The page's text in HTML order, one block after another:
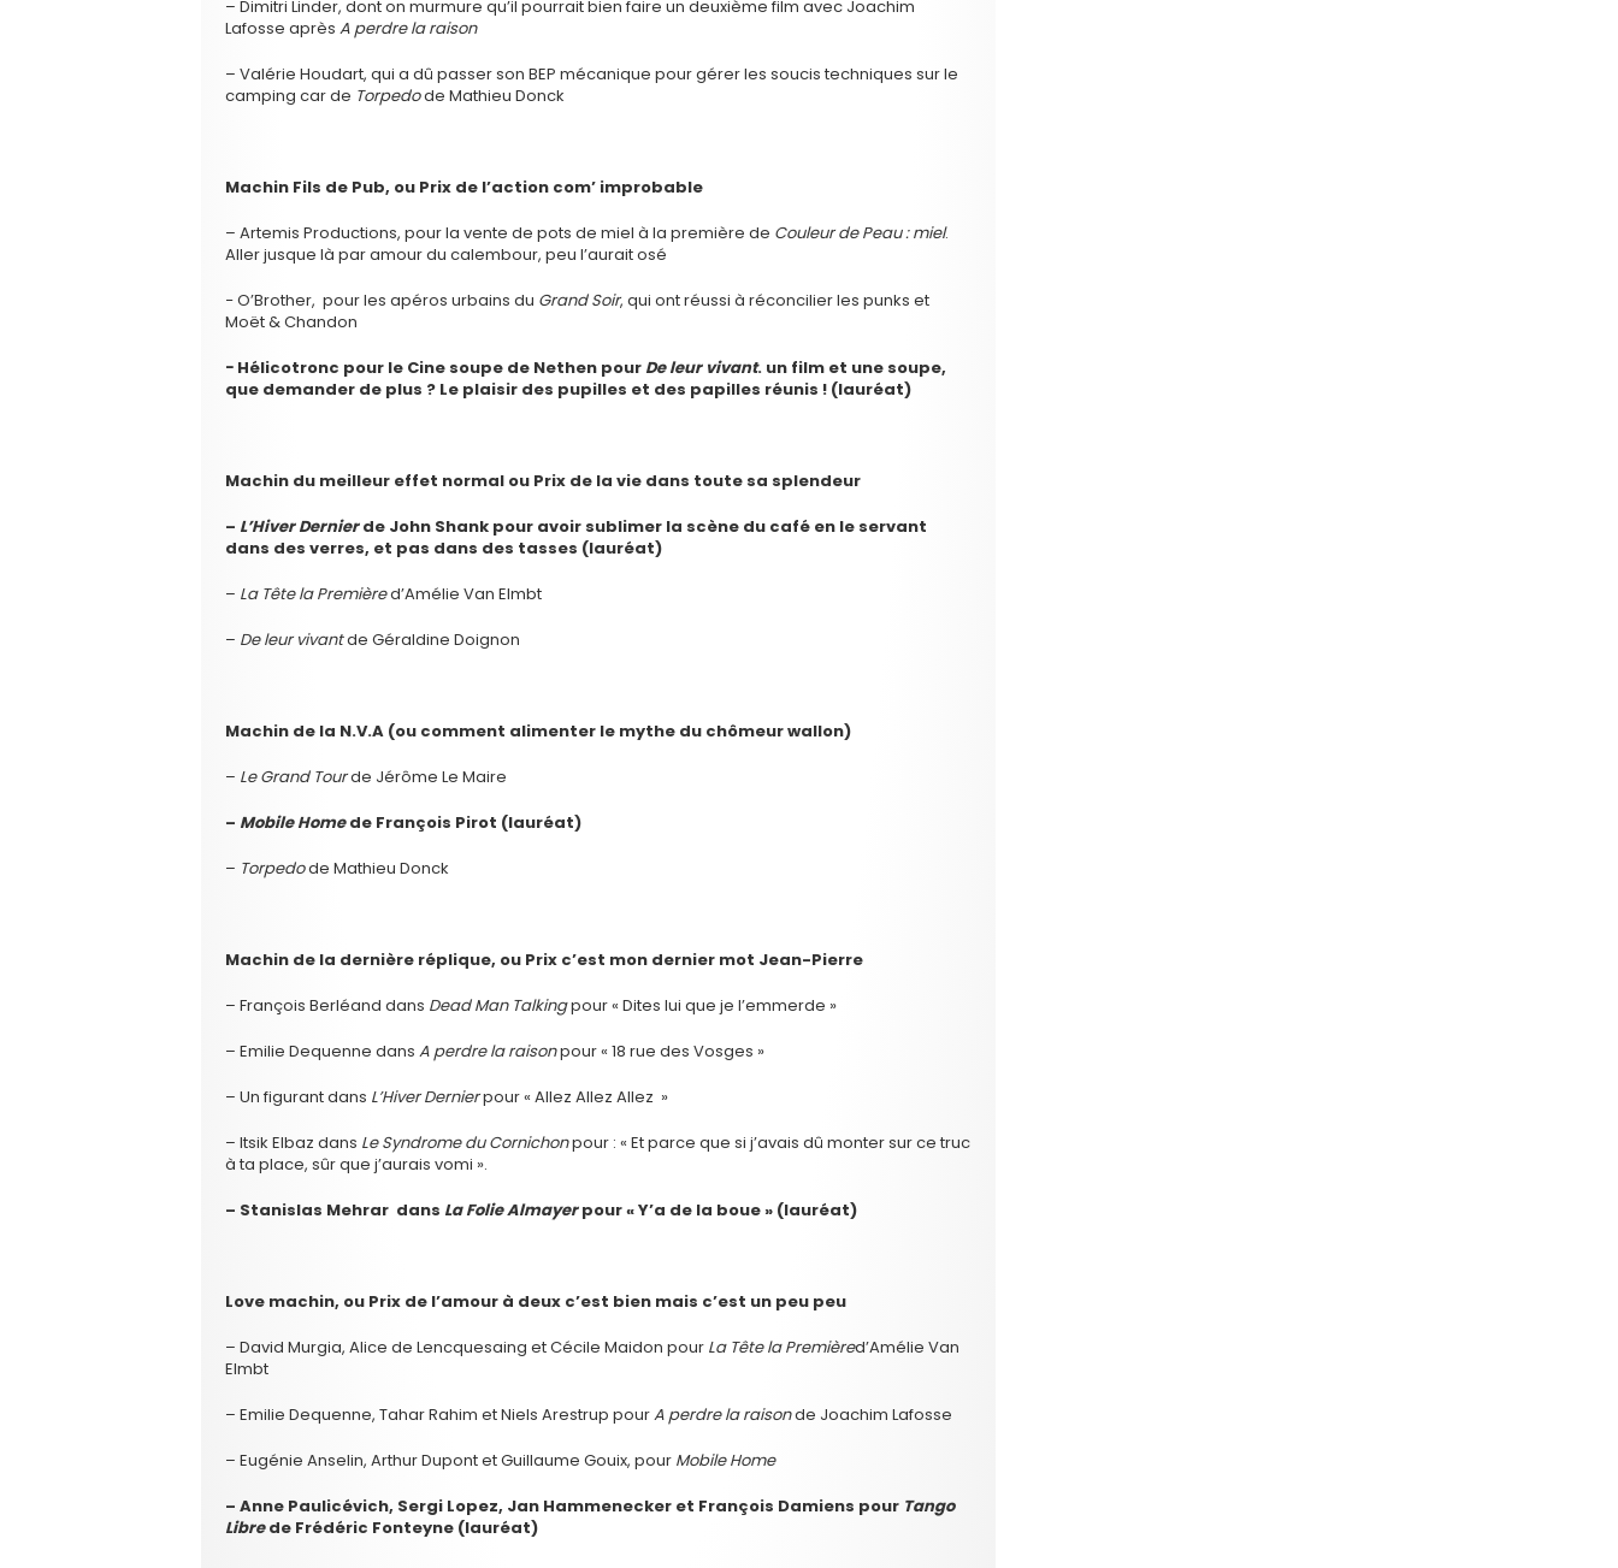
– Dimitri Linder, dont on murmure qu’il pourrait bien faire un deuxième film avec Joachim
Lafosse après A perdre la raison
– Valérie Houdart, qui a dû passer son BEP mécanique pour gérer les soucis techniques sur le
camping car de Torpedode Mathieu Donck
Machin Fils de Pub, ou Prix de l’action com’ improbable
– Artemis Productions, pour la vente de pots de miel à la première de Couleur de Peau : miel.
Aller jusque là par amour du calembour, peu l’aurait osé
− O’Brother, pour les apéros urbains du Grand Soir, qui ont réussi à réconcilier les punks et
Moët & Chandon
− Hélicotronc pour le Cine soupe de Nethen pour De leur vivant. un film et une soupe,
que demander de plus ? Le plaisir des pupilles et des papilles réunis ! (lauréat)
Machin du meilleur effet normal ou Prix de la vie dans toute sa splendeur
– L’Hiver Dernierde John Shank pour avoir sublimer la scène du café en le servant
dans des verres, et pas dans des tasses (lauréat)
– La Tête la Premièred’Amélie Van Elmbt
– De leur vivantde Géraldine Doignon
Machin de la N.V.A (ou comment alimenter le mythe du chômeur wallon)
– Le Grand Tourde Jérôme Le Maire
– Mobile Homede François Pirot (lauréat)
– Torpedode Mathieu Donck
Machin de la dernière réplique, ou Prix c’est mon dernier mot Jean-Pierre
– François Berléand dans Dead Man Talkingpour « Dites lui que je l’emmerde »
– Emilie Dequenne dans A perdre la raisonpour « 18 rue des Vosges »
– Un figurant dans L’Hiver Dernierpour « Allez Allez Allez »
– Itsik Elbaz dans Le Syndrome du Cornichonpour : « Et parce que si j’avais dû monter sur ce truc
à ta place, sûr que j’aurais vomi ».
– Stanislas Mehrar dans La Folie Almayerpour « Y’a de la boue » (lauréat)
Love machin, ou Prix de l’amour à deux c’est bien mais c’est un peu peu
– David Murgia, Alice de Lencquesaing et Cécile Maidon pour La Tête la Premièred’Amélie Van
Elmbt
– Emilie Dequenne, Tahar Rahim et Niels Arestrup pourA perdre la raisonde Joachim Lafosse
– Eugénie Anselin, Arthur Dupont et Guillaume Gouix, pour Mobile Home
– Anne Paulicévich, Sergi Lopez, Jan Hammenecker et François Damiens pour Tango
Librede Frédéric Fonteyne (lauréat)